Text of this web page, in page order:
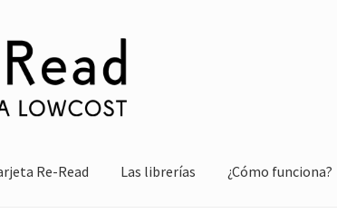
Re-Read Las librerías ¿Cómo funciona?